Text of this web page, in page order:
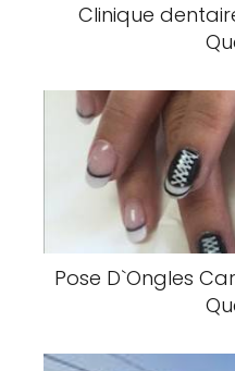
Clinique
Pose D`Ongles